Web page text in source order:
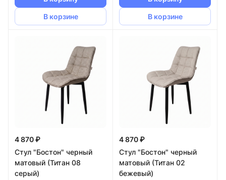
В корзине В корзине
4 870 ₽
Стул "Бостон" черный
матовый (Титан 08
серый)
4 870 ₽
Стул "Бостон" черный
матовый (Титан 02
бежевый)